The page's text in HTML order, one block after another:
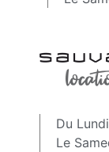
Du
Le